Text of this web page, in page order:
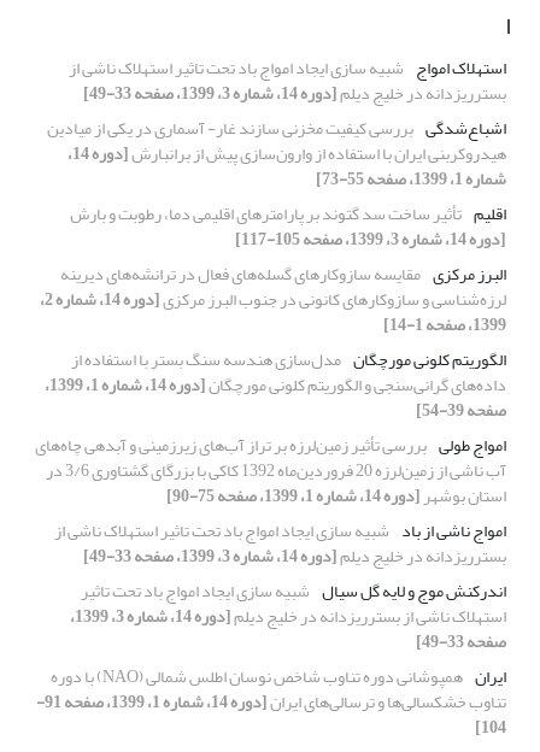
ا
استهلاک امواج شبیه سازی ایجاد امواج باد تحت تاثیر استهلاک ناشی از
بسترریزدانه در خلیج دیلم[دوره 14، شماره 3، 1399، صفحه 33-49]
اشباع‌شدگی بررسی کیفیت مخزنی سازند غار- آسماری در یکی از میادین
هیدروکربنی ایران با استفاده از وارون‌سازی پیش از برانبارش [دوره 14،
شماره 1، 1399، صفحه 55-73]
اقلیم تأثیر ساخت سد گتوند بر پارامترهای اقلیمی دما، رطوبت و بارش
[دوره 14، شماره 3، 1399، صفحه 105-117]
البرز مرکزی مقایسه سازوکارهای گسله‌های فعال در ترانشه‌های دیرینه
لرزه‌شناسی و سازوکارهای کانونی در جنوب البرز مرکزی [دوره 14، شماره 2،
1399، صفحه 1-14]
الگوریتم کلونی مورچگان مدل‌سازی هندسه سنگ بستر با استفاده از
داده‌های گرانی‌سنجی و الگوریتم کلونی مورچگان [دوره 14، شماره 1، 1399،
صفحه 39-54]
امواج طولی بررسی تأثیر زمین‌لرزه بر تراز آب‌های زیرزمینی و آبدهی چاه‌های
آب ناشی از زمین‌لرزه 20 فروردین‌ماه 1392 کاکی با بزرگای گشتاوری 3/6 در
استان بوشهر[دوره 14، شماره 1، 1399، صفحه 75-90]
امواج ناشی از باد شبیه سازی ایجاد امواج باد تحت تاثیر استهلاک ناشی از
بسترریزدانه در خلیج دیلم[دوره 14، شماره 3، 1399، صفحه 33-49]
اندرکنش موج و لایه گل سیال شبیه سازی ایجاد امواج باد تحت تاثیر
استهلاک ناشی از بسترریزدانه در خلیج دیلم [دوره 14، شماره 3، 1399،
صفحه 33-49]
ایران
همپوشانی دوره تناوب شاخص نوسان اطلس شمالی (NAO) با دوره
تناوب خشکسالی‌ها و ترسالی‌های ایران [دوره 14، شماره 1، 1399، صفحه 91-
104]